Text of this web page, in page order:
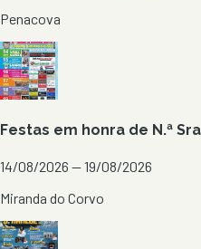
Penacova
Festas em honra de N.ª
14/08/2026 — 19/08/2026
Miranda do Corvo